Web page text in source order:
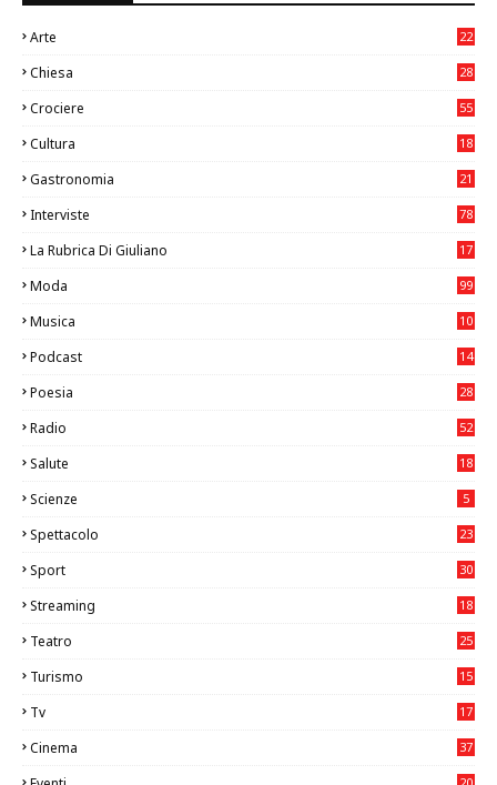
Arte
22
Chiesa
28
Crociere 55
Cultura
18
Gastronomia
21
Interviste 78
La Rubrica Di Giuliano
17
Moda 99
Musica
10
Podcast 14
Poesia 28
Radio 52
Salute
18
Scienze 5
Spettacolo 23
Sport
30
Streaming 18
Teatro
25
Turismo
15
Tv
17
Cinema
37